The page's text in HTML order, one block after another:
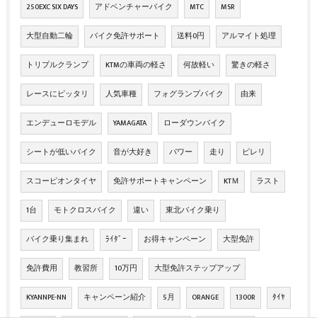
250EXC SIX DAYS アドベンチャーバイク MTC MSR
大型自動二輪 バイク免許サポート 送料0円 アルマイト処理
トリプルクランプ KTMの車両の軽さ 何故軽い 驚きの軽さ
レースにピッタリ 人気車種 フォグランプバイク 由来
エンデューロモデル YAMAGATA ローダウンバイク
シートが低いバイク 音が大好き パワー 走り ピレリ
スコーピオンタイヤ 免許サポートキャンペーン KTＭ ラスト
1台 モトクロスバイク 違い 東北バイク乗り
バイク乗り集まれ ﾗｲﾀﾞｰ お得キャンペーン 大型免許
免許費用 教習所 10万円 大型免許ステップアップ
KYANNPE-NN キャンペーン紹介 5月 ORANGE 1300R ﾀｲﾔ